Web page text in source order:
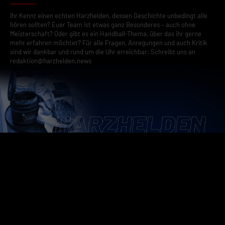
Ihr Kennt einen echten Harzhelden, dessen Geschichte unbedingt alle
hören sollten? Euer Team ist etwas ganz Besonderes – auch ohne
Meisterschaft? Oder gibt es ein Handball-Thema, über das ihr gerne
mehr erfahren möchtet? Für alle Fragen, Anregungen und auch Kritik
sind wir dankbar und rund um die Uhr erreichbar: Schreibt uns an
redaktion@harzhelden.news